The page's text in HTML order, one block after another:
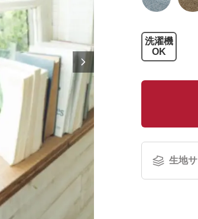
洗濯機
OK
生地